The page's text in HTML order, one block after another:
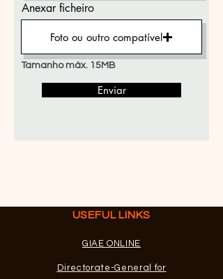
Anexar ficheiro
Foto ou outro compatível
Tamanho máx. 15MB
Enviar
USEFUL LINKS
GIAE ONLINE
Directorate-General for